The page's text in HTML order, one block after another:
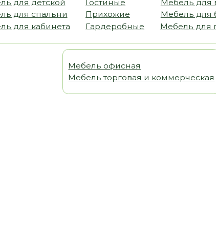
Мебель торговая и коммерческая
Мебель офисная